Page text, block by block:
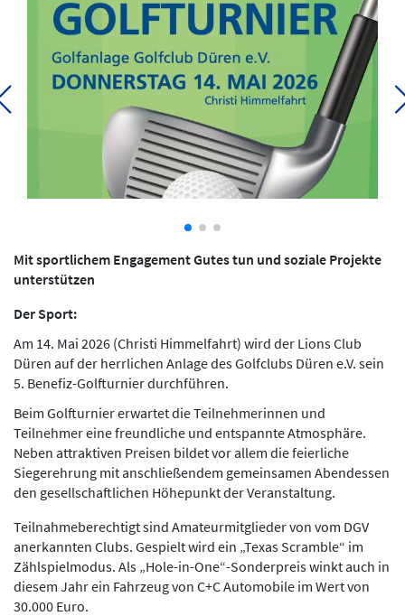
Mit sportlichem Engagement Gutes tun und soziale Projekte
unterstützen
Der Sport:
Am 14. Mai 2026 (Christi Himmelfahrt) wird der Lions Club
Düren auf der herrlichen Anlage des Golfclubs Düren e.V. sein
5. Benefiz-Golfturnier durchführen.
Beim Golfturnier erwartet die Teilnehmerinnen und
Teilnehmer eine freundliche und entspannte Atmosphäre.
Neben attraktiven Preisen bildet vor allem die feierliche
Siegerehrung mit anschließendem gemeinsamen Abendessen
den gesellschaftlichen Höhepunkt der Veranstaltung.
Teilnahmeberechtigt sind Amateurmitglieder von vom DGV
anerkannten Clubs. Gespielt wird ein „Texas Scramble“ im
Zählspielmodus. Als „Hole-in-One“-Sonderpreis winkt auch in
diesem Jahr ein Fahrzeug von C+C Automobile im Wert von
30.000 Euro.